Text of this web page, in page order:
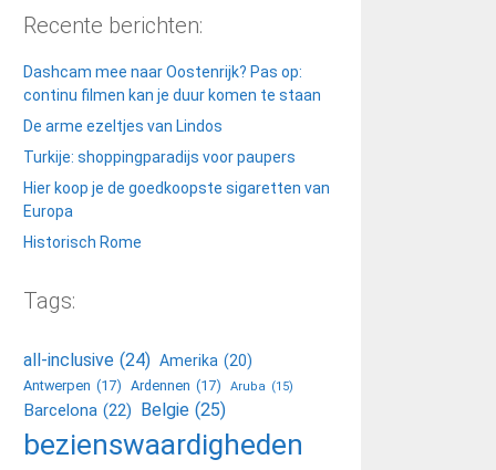
Recente berichten:
Dashcam mee naar Oostenrijk? Pas op:
continu filmen kan je duur komen te staan
De arme ezeltjes van Lindos
Turkije: shoppingparadijs voor paupers
Hier koop je de goedkoopste sigaretten van
Europa
Historisch Rome
Tags:
all-inclusive (24) Amerika (20)
Antwerpen (17) Ardennen (17) Aruba (15)
Barcelona (22) Belgie (25)
bezienswaardigheden